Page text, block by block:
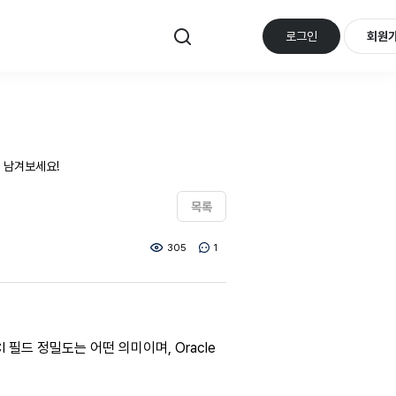
로그인 회원
겨보세요!
목록
305 1
드 정밀도는 어떤 의미이며, Oracle